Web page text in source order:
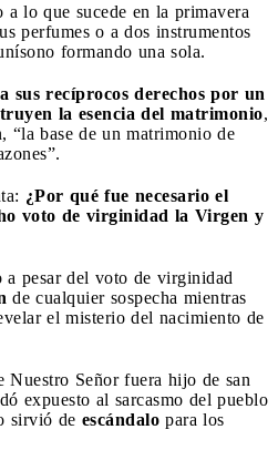
lo que sucede en la primavera
perfumes o a dos instrumentos
formando una sola.
sus recíprocos derechos por un
la esencia del matrimonio,
“la base de un matrimonio de
¿Por qué fue necesario el
voto de virginidad la Virgen y
a pesar del voto de virginidad
de cualquier sospecha mientras
el misterio del nacimiento de
Nuestro Señor fuera hijo de san
expuesto al sarcasmo del pueblo
sirvió de escándalo para los